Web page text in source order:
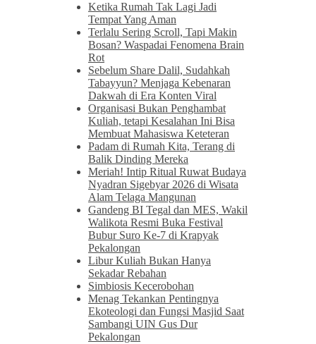
Ketika Rumah Tak Lagi Jadi
Tempat Yang Aman
Terlalu Sering Scroll, Tapi Makin
Bosan? Waspadai Fenomena Brain
Rot
Sebelum Share Dalil, Sudahkah
Tabayyun? Menjaga Kebenaran
Dakwah di Era Konten Viral
Organisasi Bukan Penghambat
Kuliah, tetapi Kesalahan Ini Bisa
Membuat Mahasiswa Keteteran
Padam di Rumah Kita, Terang di
Balik Dinding Mereka
Meriah! Intip Ritual Ruwat Budaya
Nyadran Sigebyar 2026 di Wisata
Alam Telaga Mangunan
Gandeng BI Tegal dan MES, Wakil
Walikota Resmi Buka Festival
Bubur Suro Ke-7 di Krapyak
Pekalongan
Libur Kuliah Bukan Hanya
Sekadar Rebahan
Simbiosis Kecerobohan
Menag Tekankan Pentingnya
Ekoteologi dan Fungsi Masjid Saat
Sambangi UIN Gus Dur
Pekalongan